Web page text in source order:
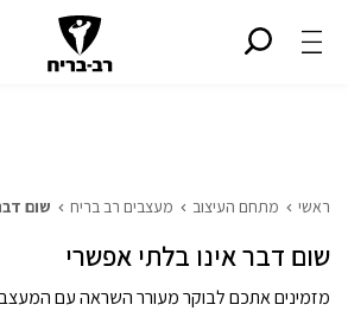
ראשי מתחם העיצוב מעצבים רב בריח שום
שום דבר אינו בלתי אפשרי
מזמינים אתכם לבוקר מעורר השראה עם